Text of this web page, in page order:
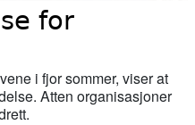
lakselus er i gang
for
i fjor sommer, viser at
Atten organisasjoner